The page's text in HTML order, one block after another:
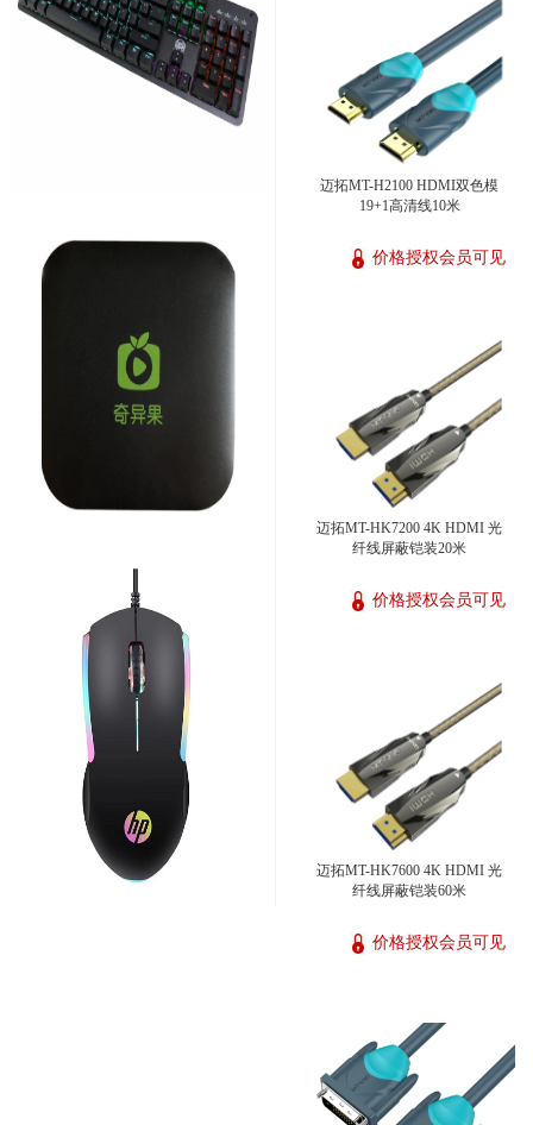
迈拓MT-H2100 HDMI双色模
19+1高清线10米
价格授权会员可见
迈拓MT-HK7200 4K HDMI 光
纤线屏蔽铠装20米
价格授权会员可见
迈拓MT-HK7600 4K HDMI 光
纤线屏蔽铠装60米
价格授权会员可见